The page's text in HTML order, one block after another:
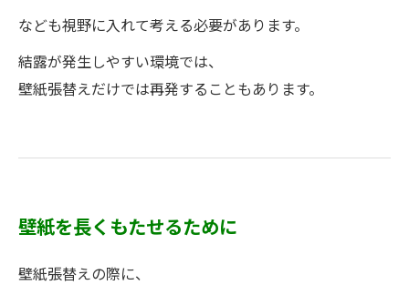
なども視野に入れて考える必要があります。
結露が発生しやすい環境では、
壁紙張替えだけでは再発することもあります。
壁紙を長くもたせるために
壁紙張替えの際に、